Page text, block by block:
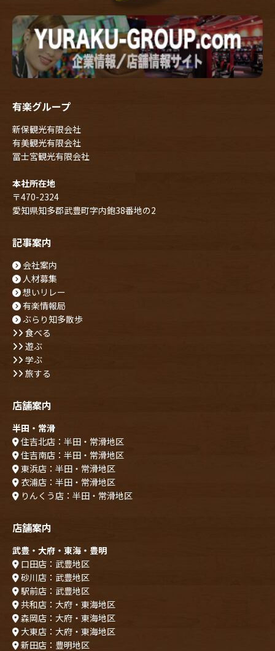
有楽グループ
新保観光有限会社
有美観光有限会社
冨士宮観光有限会社
本社所在地
〒470-2324
愛知県知多郡武豊町字内鉋38番地の2
記事案内
会社案内
人材募集
想いリレー
有楽情報局
ぶらり知多散歩
食べる
遊ぶ
学ぶ
旅する
店舗案内
半田・常滑
住吉北店：半田・常滑地区
住吉南店：半田・常滑地区
東浜店：半田・常滑地区
衣浦店：半田・常滑地区
りんくう店：半田・常滑地区
店舗案内
武豊・大府・東海・豊明
口田店：武豊地区
砂川店：武豊地区
駅前店：武豊地区
共和店：大府・東海地区
森岡店：大府・東海地区
大東店：大府・東海地区
新田店：豊明地区